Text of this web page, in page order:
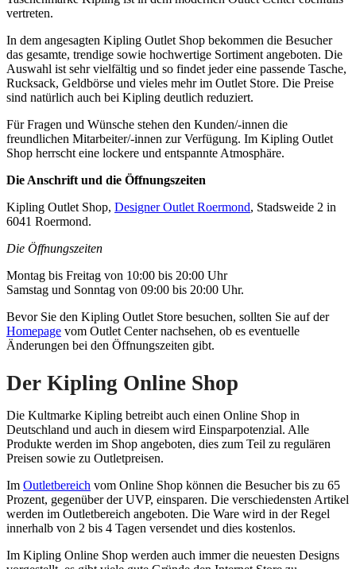
vertreten.
In dem angesagten Kipling Outlet Shop bekommen die Besucher
das gesamte, trendige sowie hochwertige Sortiment angeboten. Die
Auswahl ist sehr vielfältig und so findet jeder eine passende Tasche,
Rucksack, Geldbörse und vieles mehr im Outlet Store. Die Preise
sind natürlich auch bei Kipling deutlich reduziert.
Für Fragen und Wünsche stehen den Kunden/-innen die
freundlichen Mitarbeiter/-innen zur Verfügung. Im Kipling Outlet
Shop herrscht eine lockere und entspannte Atmosphäre.
Die Anschrift und die Öffnungszeiten
Kipling Outlet Shop, Designer Outlet Roermond, Stadsweide 2 in
6041 Roermond.
Die Öffnungszeiten
Montag bis Freitag von 10:00 bis 20:00 Uhr
Samstag und Sonntag von 09:00 bis 20:00 Uhr.
Bevor Sie den Kipling Outlet Store besuchen, sollten Sie auf der
Homepage vom Outlet Center nachsehen, ob es eventuelle
Änderungen bei den Öffnungszeiten gibt.
Der Kipling Online Shop
Die Kultmarke Kipling betreibt auch einen Online Shop in
Deutschland und auch in diesem wird Einsparpotenzial. Alle
Produkte werden im Shop angeboten, dies zum Teil zu regulären
Preisen sowie zu Outletpreisen.
Im Outletbereich vom Online Shop können die Besucher bis zu 65
Prozent, gegenüber der UVP, einsparen. Die verschiedensten Artikel
werden im Outletbereich angeboten. Die Ware wird in der Regel
innerhalb von 2 bis 4 Tagen versendet und dies kostenlos.
Im Kipling Online Shop werden auch immer die neuesten Designs